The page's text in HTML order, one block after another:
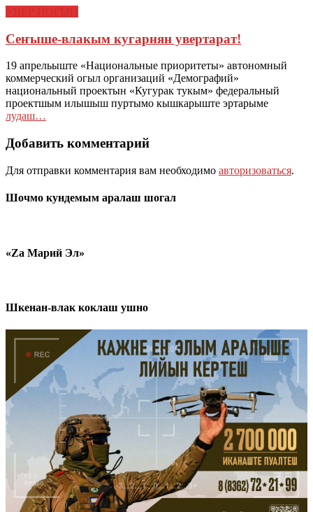
Сеҥыше-влакым кугарнян увертарат!
19 апрельыште «Национальные приоритеты» автономный
коммерческий огыл организаций «Демографий»
национальный проектын «Кугурак тукым» федеральный
проектшым илышыш пуртымо кышкарыште эртарыме
лудаш…
Добавить комментарий
Для отправки комментария вам необходимо авторизоваться.
Шочмо кундемым аралаш шогал
«Zа Марий Эл»
Шкенан-влак коклаш ушно